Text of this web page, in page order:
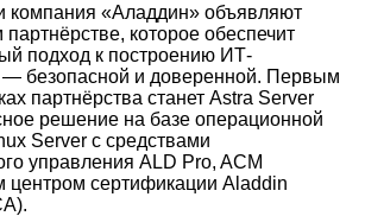
компания «Аладдин» объявляют
партнёрстве, которое обеспечит
подход к построению ИТ-
— безопасной и доверенной. Первым
партнёрства станет Astra Server
решение на базе операционной
Server с средствами
управления ALD Pro, ACM
центром сертификации Aladdin